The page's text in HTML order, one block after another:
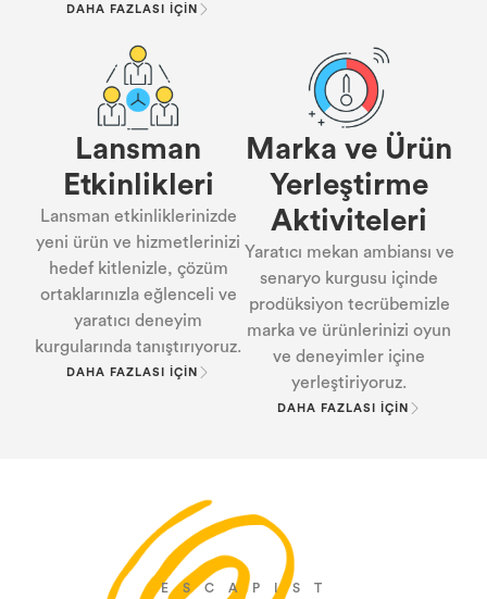
DAHA FAZLASI İÇIN
Lansman
Etkinlikleri
Lansman etkinliklerinizde
yeni ürün ve hizmetlerinizi
hedef kitlenizle, çözüm
ortaklarınızla eğlenceli ve
yaratıcı deneyim
kurgularında tanıştırıyoruz.
DAHA FAZLASI İÇIN
Marka ve Ürün
Yerleştirme
Aktiviteleri
Yaratıcı mekan ambiansı ve
senaryo kurgusu içinde
prodüksiyon tecrübemizle
marka ve ürünlerinizi oyun
ve deneyimler içine
yerleştiriyoruz.
DAHA FAZLASI İÇIN
E S C A P I S T